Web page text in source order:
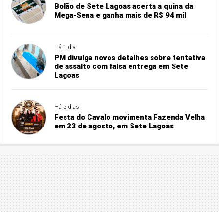
Bolão de Sete Lagoas acerta a quina da
Mega-Sena e ganha mais de R$ 94 mil
Há 1 dia
PM divulga novos detalhes sobre tentativa
de assalto com falsa entrega em Sete
Lagoas
Há 5 dias
Festa do Cavalo movimenta Fazenda Velha
em 23 de agosto, em Sete Lagoas